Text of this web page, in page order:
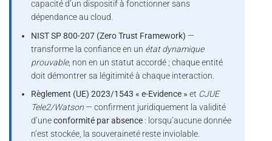
capacité d’un dispositif à fonctionner sans
dépendance au cloud.
NIST SP 800-207 (Zero Trust Framework) —
transforme la confiance en un état dynamique
prouvable, non en un statut accordé ; chaque entité
doit démontrer sa légitimité à chaque interaction.
Règlement (UE) 2023/1543 « e-Evidence » et CJUE
Tele2/Watson — confirment juridiquement la validité
d’uneconformité par absence : lorsqu’aucune donnée
n’est stockée, la souveraineté reste inviolable.